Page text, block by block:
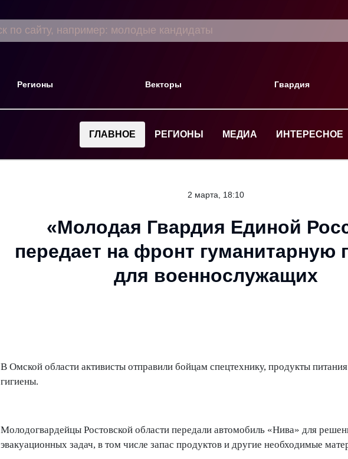
Регионы Векторы Гвардия
ГЛАВНОЕ РЕГИОНЫ МЕДИА ИНТЕРЕСНОЕ
2 марта, 18:10
«Молодая Гвардия Единой
передает на фронт
для военнослужащих
В Омской области активисты отправили бойцам спецтехнику, продукты
гигиены.
Молодогвардейцы Ростовской области передали автомобиль «Нива» для
эвакуационных задач, в том числе запас продуктов и другие необходимые